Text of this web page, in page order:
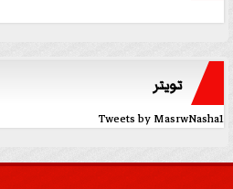
تويتر
Tweets by MasrwNasha1